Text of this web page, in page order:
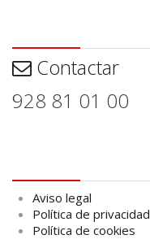
Contactar
928 81 01 00
Aviso legal
Política de privacidad
Política de cookies